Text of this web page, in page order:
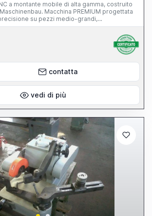
a montante mobile di alta gamma, costruito
Macchina PREMIUM progettata
su pezzi medio-grandi,
nei settori: stampi e attrezzature;
costruzione macchine; componenti di
verticale a tavola mobile, con 39.500 ore di
840D, funzionante e con manutenzione
(magazzino utensili, evacuatore di
in ottimo stato. contatta
vedi di più